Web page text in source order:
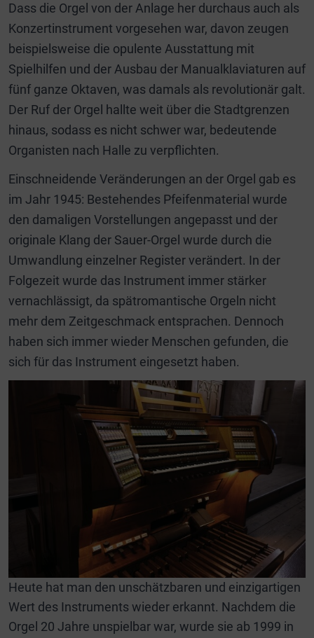
Dass die Orgel von der Anlage her durchaus auch als
Konzertinstrument vorgesehen war, davon zeugen
beispielsweise die opulente Ausstattung mit
Spielhilfen und der Ausbau der Manualklaviaturen auf
fünf ganze Oktaven, was damals als revolutionär galt.
Der Ruf der Orgel hallte weit über die Stadtgrenzen
hinaus, sodass es nicht schwer war, bedeutende
Organisten nach Halle zu verpflichten.
Einschneidende Veränderungen an der Orgel gab es
im Jahr 1945: Bestehendes Pfeifenmaterial wurde
den damaligen Vorstellungen angepasst und der
originale Klang der Sauer-Orgel wurde durch die
Umwandlung einzelner Register verändert. In der
Folgezeit wurde das Instrument immer stärker
vernachlässigt, da spätromantische Orgeln nicht
mehr dem Zeitgeschmack entsprachen. Dennoch
haben sich immer wieder Menschen gefunden, die
sich für das Instrument eingesetzt haben.
Heute hat man den unschätzbaren und einzigartigen
Wert des Instruments wieder erkannt. Nachdem die
Orgel 20 Jahre unspielbar war, wurde sie ab 1999 in